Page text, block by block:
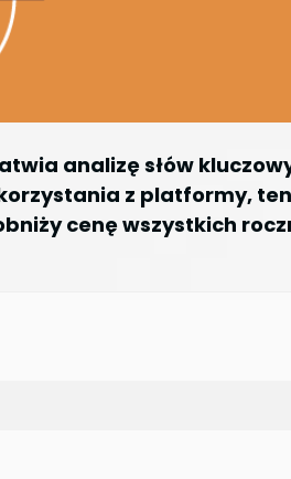
analizę słów
z platformy,
cenę wszystkich